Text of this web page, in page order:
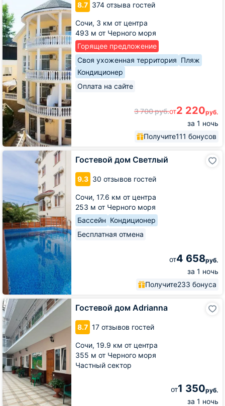
8.7 374 отзыва гостей
Сочи, 3 км от центра
493 м от Черного моря
Горящее предложение
Своя ухоженная территория Пляж
Кондиционер
Оплата на сайте
3 700руб.от2 220руб.
за 1 ночь
Получите111 бонусов
Гостевой дом Светлый
9.3 30 отзывов гостей
Сочи, 17.6 км от центра
253 м от Черного моря
Бассейн Кондиционер
Бесплатная отмена
от4 658руб.
за 1 ночь
Получите233 бонуса
Гостевой
Гостевой дом Adrianna
8.7 17 отзывов гостей
Сочи, 19.9 км от центра
355 м от Черного моря
Частный сектор
от1 350руб.
за 1 ночь
Гостевой
дом
Adrianna